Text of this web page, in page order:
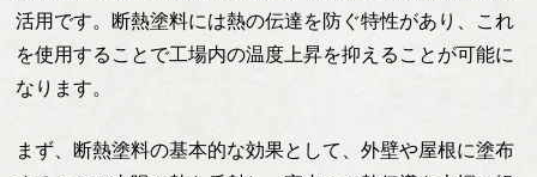
活用です。断熱塗料には熱の伝達を防ぐ特性があり、これ
を使用することで工場内の温度上昇を抑えることが可能に
なります。
まず、断熱塗料の基本的な効果として、外壁や屋根に塗布